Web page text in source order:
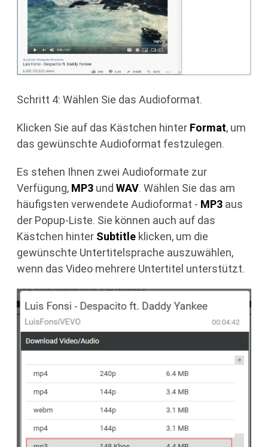
Schritt 4: Wählen Sie das Audioformat.
Klicken Sie auf das Kästchen hinter Format, um
das gewünschte Audioformat festzulegen.
Es stehen Ihnen zwei Audioformate zur
Verfügung, MP3 und WAV. Wählen Sie das am
häufigsten verwendete Audioformat - MP3 aus
der Popup-Liste. Sie können auch auf das
Kästchen hinter Subtitle klicken, um die
gewünschte Untertitelsprache auszuwählen,
wenn das Video mehrere Untertitel unterstützt.